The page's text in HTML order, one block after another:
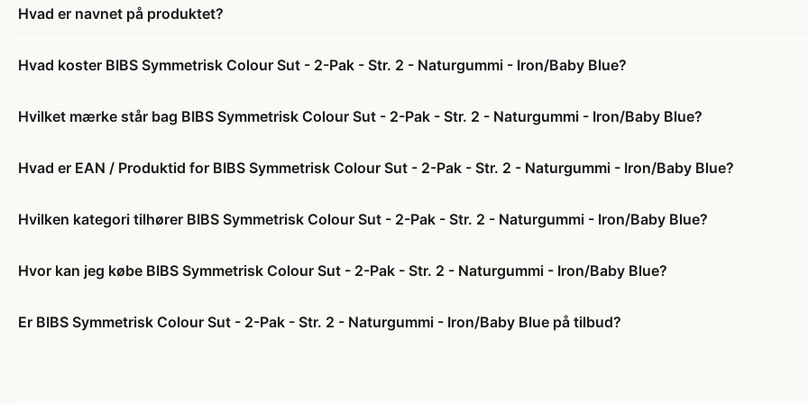
Hvad er navnet på produktet?
Hvad koster BIBS Symmetrisk Colour Sut - 2-Pak - Str. 2 - Naturgummi - Iron/Baby Blue?
Hvilket mærke står bag BIBS Symmetrisk Colour Sut - 2-Pak - Str. 2 - Naturgummi - Iron/Baby Blue?
Hvad er EAN / Produktid for BIBS Symmetrisk Colour Sut - 2-Pak - Str. 2 - Naturgummi - Iron/Baby Blue?
Hvilken kategori tilhører BIBS Symmetrisk Colour Sut - 2-Pak - Str. 2 - Naturgummi - Iron/Baby Blue?
Hvor kan jeg købe BIBS Symmetrisk Colour Sut - 2-Pak - Str. 2 - Naturgummi - Iron/Baby Blue?
Er BIBS Symmetrisk Colour Sut - 2-Pak - Str. 2 - Naturgummi - Iron/Baby Blue på tilbud?